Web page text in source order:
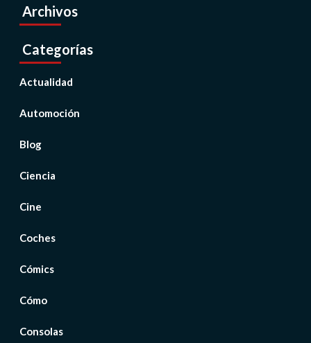
Archivos
Categorías
Actualidad
Automoción
Blog
Ciencia
Cine
Coches
Cómics
Cómo
Consolas